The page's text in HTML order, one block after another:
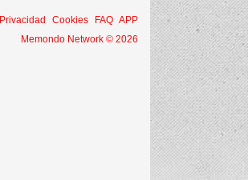
Privacidad Cookies FAQ APP
Memondo Network © 2026